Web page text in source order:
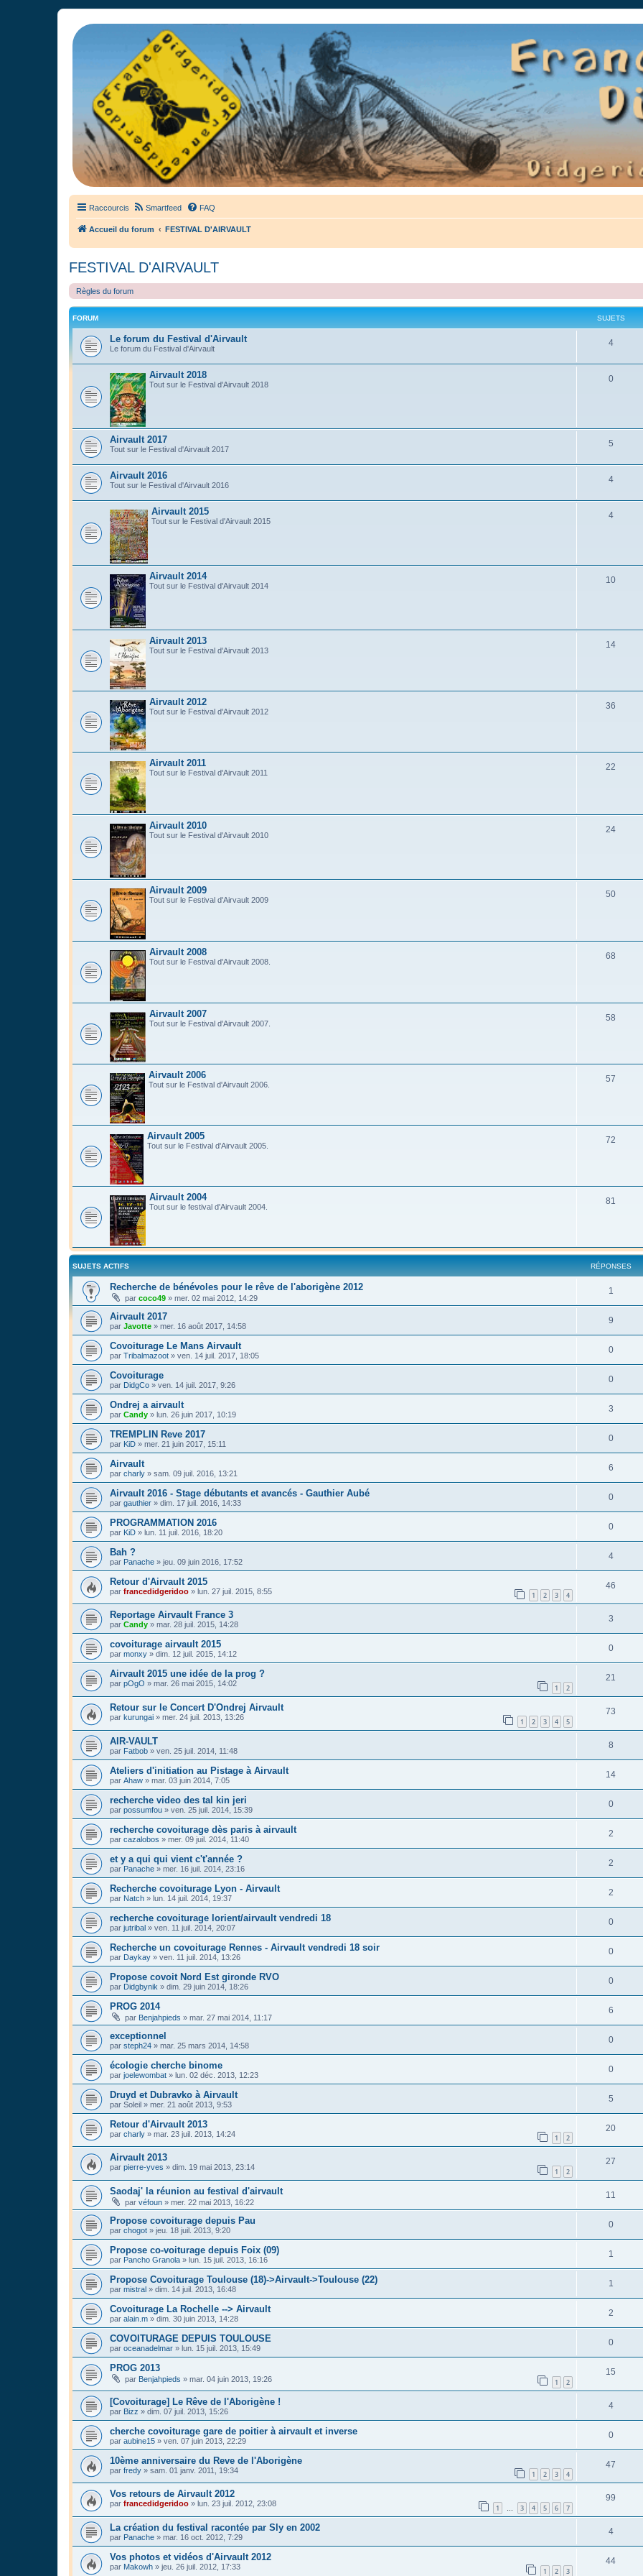
France Didgeridoo
Didgeridoo et Guimbarde sur France Didgeridoo - retrouvez la communauté.
Raccourcis Smartfeed FAQ
Accueil du forum FESTIVAL D'AIRVAULT
FESTIVAL D'AIRVAULT
Règles du forum
FORUM SUJETS
Le forum du Festival d'Airvault
Le forum du Festival d'Airvault
4
Airvault 2018
Tout sur le Festival d'Airvault 2018
0
Airvault 2017
Tout sur le Festival d'Airvault 2017
5
Airvault 2016
Tout sur le Festival d'Airvault 2016
4
Airvault 2015
Tout sur le Festival d'Airvault 2015
4
Airvault 2014
Tout sur le Festival d'Airvault 2014
10
Airvault 2013
Tout sur le Festival d'Airvault 2013
14
Airvault 2012
Tout sur le Festival d'Airvault 2012
36
Airvault 2011
Tout sur le Festival d'Airvault 2011
22
Airvault 2010
Tout sur le Festival d'Airvault 2010
24
Airvault 2009
Tout sur le Festival d'Airvault 2009
50
Airvault 2008
Tout sur le Festival d'Airvault 2008.
68
Airvault 2007
Tout sur le Festival d'Airvault 2007.
58
Airvault 2006
Tout sur le Festival d'Airvault 2006.
57
Airvault 2005
Tout sur le Festival d'Airvault 2005.
72
Airvault 2004
Tout sur le festival d'Airvault 2004.
81
SUJETS ACTIFS RÉPONSES
Recherche de bénévoles pour le rêve de l'aborigène 2012
par coco49 » mer. 02 mai 2012, 14:29
1
Airvault 2017
par Javotte » mer. 16 août 2017, 14:58
9
Covoiturage Le Mans Airvault
par Tribalmazoot » ven. 14 juil. 2017, 18:05
0
Covoiturage
par DidgCo » ven. 14 juil. 2017, 9:26
0
Ondrej a airvault
par Candy » lun. 26 juin 2017, 10:19
3
TREMPLIN Reve 2017
par KiD » mer. 21 juin 2017, 15:11
0
Airvault
par charly » sam. 09 juil. 2016, 13:21
6
Airvault 2016 - Stage débutants et avancés - Gauthier Aubé
par gauthier » dim. 17 juil. 2016, 14:33
0
PROGRAMMATION 2016
par KiD » lun. 11 juil. 2016, 18:20
0
Bah ?
par Panache » jeu. 09 juin 2016, 17:52
4
Retour d'Airvault 2015
par francedidgeridoo » lun. 27 juil. 2015, 8:55 1 2 3 4
46
Reportage Airvault France 3
par Candy » mar. 28 juil. 2015, 14:28
3
covoiturage airvault 2015
par monxy » dim. 12 juil. 2015, 14:12
0
Airvault 2015 une idée de la prog ?
par pOgO » mar. 26 mai 2015, 14:02 1 2
21
Retour sur le Concert D'Ondrej Airvault
par kurungai » mer. 24 juil. 2013, 13:26 1 2 3 4 5
73
AIR-VAULT
par Fatbob » ven. 25 juil. 2014, 11:48
8
Ateliers d'initiation au Pistage à Airvault
par Ahaw » mar. 03 juin 2014, 7:05
14
recherche video des tal kin jeri
par possumfou » ven. 25 juil. 2014, 15:39
0
recherche covoiturage dès paris à airvault
par cazalobos » mer. 09 juil. 2014, 11:40
2
et y a qui qui vient c't'année ?
par Panache » mer. 16 juil. 2014, 23:16
2
Recherche covoiturage Lyon - Airvault
par Natch » lun. 14 juil. 2014, 19:37
2
recherche covoiturage lorient/airvault vendredi 18
par jutribal » ven. 11 juil. 2014, 20:07
0
Recherche un covoiturage Rennes - Airvault vendredi 18 soir
par Daykay » ven. 11 juil. 2014, 13:26
0
Propose covoit Nord Est gironde RVO
par Didgbynik » dim. 29 juin 2014, 18:26
0
PROG 2014
par Benjahpieds » mar. 27 mai 2014, 11:17
6
exceptionnel
par steph24 » mar. 25 mars 2014, 14:58
0
écologie cherche binome
par joelewombat » lun. 02 déc. 2013, 12:23
0
Druyd et Dubravko à Airvault
par Soleil » mer. 21 août 2013, 9:53
5
Retour d'Airvault 2013
par charly » mar. 23 juil. 2013, 14:24 1 2
20
Airvault 2013
par pierre-yves » dim. 19 mai 2013, 23:14 1 2
27
Saodaj' la réunion au festival d'airvault
par véfoun » mer. 22 mai 2013, 16:22
11
Propose covoiturage depuis Pau
par chogot » jeu. 18 juil. 2013, 9:20
0
Propose co-voiturage depuis Foix (09)
par Pancho Granola » lun. 15 juil. 2013, 16:16
1
Propose Covoiturage Toulouse (18)->Airvault->Toulouse (22)
par mistral » dim. 14 juil. 2013, 16:48
1
Covoiturage La Rochelle --> Airvault
par alain.m » dim. 30 juin 2013, 14:28
2
COVOITURAGE DEPUIS TOULOUSE
par oceanadelmar » lun. 15 juil. 2013, 15:49
0
PROG 2013
par Benjahpieds » mar. 04 juin 2013, 19:26 1 2
15
[Covoiturage] Le Rêve de l'Aborigène !
par Bizz » dim. 07 juil. 2013, 15:26
4
cherche covoiturage gare de poitier à airvault et inverse
par aubine15 » ven. 07 juin 2013, 22:29
0
10ème anniversaire du Reve de l'Aborigène
par fredy » sam. 01 janv. 2011, 19:34 1 2 3 4
47
Vos retours de Airvault 2012
par francedidgeridoo » lun. 23 juil. 2012, 23:08 1 … 3 4 5 6 7
99
La création du festival racontée par Sly en 2002
par Panache » mar. 16 oct. 2012, 7:29
4
Vos photos et vidéos d'Airvault 2012
par Makowh » jeu. 26 juil. 2012, 17:33 1 2 3
44